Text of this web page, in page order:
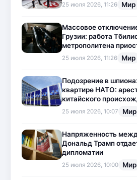
25 июля 2026, 11:26 Мир
Массовое
Грузии: работа
метрополитена
25 июля 2026, 11:26 Мир
Подозрение в
квартире НАТО:
китайского
25 июля 2026, 10:07 Мир
Напряженность
Дональд Трамп
дипломатии
25 июля 2026, 10:00 Мир